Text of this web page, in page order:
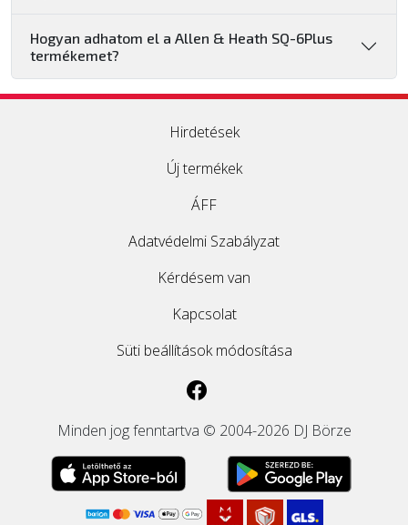
Hogyan adhatom el a Allen & Heath SQ-6Plus
termékemet?
Hirdetések
Új termékek
ÁFF
Adatvédelmi Szabályzat
Kérdésem van
Kapcsolat
Süti beállítások módosítása
Minden jog fenntartva © 2004-2026 DJ Börze